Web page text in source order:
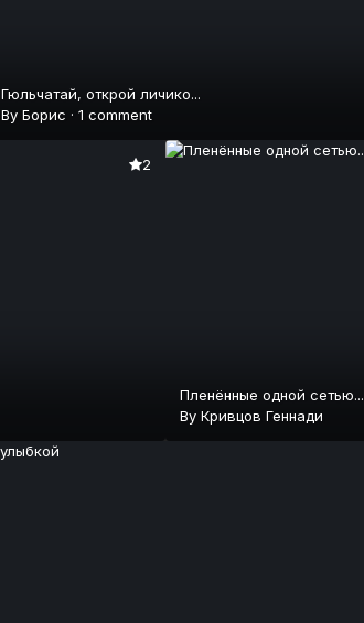
Гюльчатай, открой личико...
By Борис · 1 comment
2
Пленённые одной сетью...
By Кривцов Геннади